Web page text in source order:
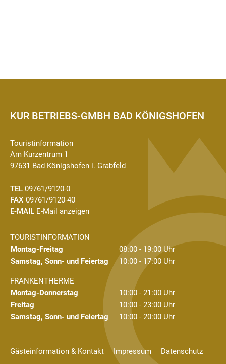
KUR BETRIEBS-GMBH BAD KÖNIGSHOFEN
Touristinformation
Am Kurzentrum 1
97631 Bad Königshofen i. Grabfeld
TEL 09761/9120-0
FAX 09761/9120-40
E-MAIL E-Mail anzeigen
TOURISTINFORMATION
Montag-Freitag
08:00 - 19:00 Uhr
Samstag, Sonn- und Feiertag
10:00 - 17:00 Uhr
FRANKENTHERME
Montag-Donnerstag
10:00 - 21:00 Uhr
Freitag
10:00 - 23:00 Uhr
Samstag, Sonn- und Feiertag
10:00 - 20:00 Uhr
Gästeinformation & Kontakt Impressum Datenschutz